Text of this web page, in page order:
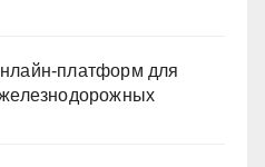
платформ для